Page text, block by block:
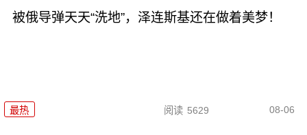
被俄导弹天天“洗地”，泽连斯基还在做着美梦！
最热 阅读 5629 08-06